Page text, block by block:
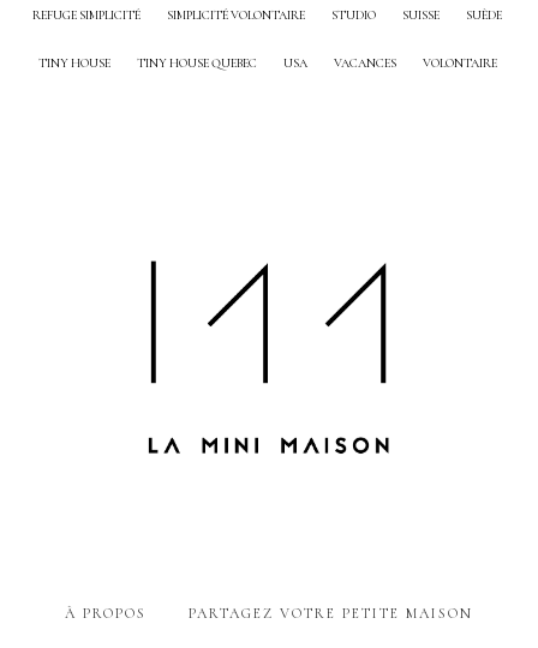
REFUGE SIMPLICITÉ SIMPLICITÉ VOLONTAIRE STUDIO SUISSE SUÈDE
TINY HOUSE TINY HOUSE QUEBEC USA VACANCES VOLONTAIRE
À PROPOS PARTAGEZ VOTRE PETITE MAISON